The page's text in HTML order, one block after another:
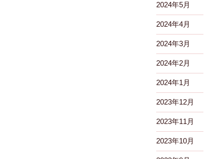
2024年5月
2024年4月
2024年3月
2024年2月
2024年1月
2023年12月
2023年11月
2023年10月